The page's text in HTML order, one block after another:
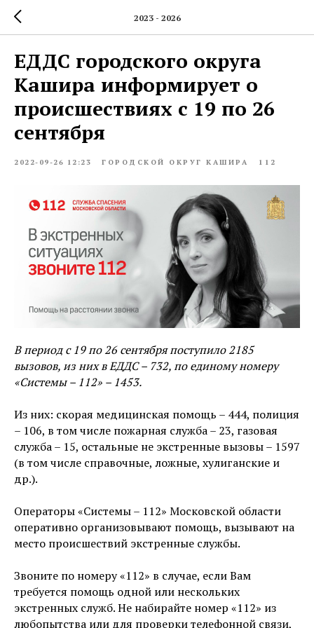
2023 - 2026
ЕДДС городского округа
Кашира информирует о
происшествиях с 19 по 26
сентября
2022-09-26 12:23 ГОРОДСКОЙ ОКРУГ КАШИРА 112
В период с 19 по 26 сентября поступило 2185
вызовов, из них в ЕДДС – 732, по единому номеру
«Системы – 112» – 1453.
Из них: скорая медицинская помощь – 444, полиция
– 106, в том числе пожарная служба – 23, газовая
служба – 15, остальные не экстренные вызовы – 1597
(в том числе справочные, ложные, хулиганские и
др.).
Операторы «Системы – 112» Московской области
оперативно организовывают помощь, вызывают на
место происшествий экстренные службы.
Звоните по номеру «112» в случае, если Вам
требуется помощь одной или нескольких
экстренных служб. Не набирайте номер «112» из
любопытства или для проверки телефонной связи,